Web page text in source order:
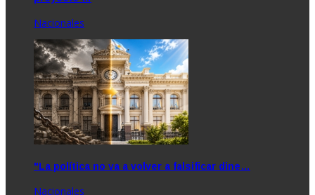
Nacionales
"La política no va a volver a falsificar dine…
Nacionales